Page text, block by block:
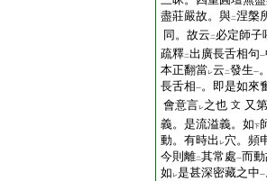
盡莊嚴故。與二涅槃
同。故云 二 必定師子
疏釋二出廣長舌相句一
本正翻當レ云 二發生一
長舌相一。即是如來
會意言レ之也 文 又
義。是流溢義。如下
動。有時出 レ穴。頻
今則離二其常處一而
如 レ是甚深密藏之中一